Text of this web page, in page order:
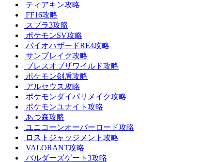
ティアキン攻略
FF16攻略
スプラ3攻略
ポケモンSV攻略
バイオハザードRE4攻略
サンブレイク攻略
ブレスオブザワイルド攻略
ポケモン剣盾攻略
アルセウス攻略
ポケモンダイパリメイク攻略
ポケモンユナイト攻略
あつ森攻略
ユニコーンオーバーロード攻略
ロストジャッジメント攻略
VALORANT攻略
バルダーズゲート3攻略